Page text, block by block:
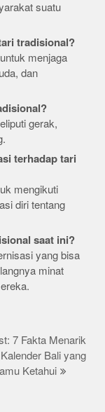
suatu
tradisional?
menjaga
dan
gerak,
terhadap tari
mengikuti
diri tentang
saat ini?
yang bisa
minat
7 Fakta Menarik
Bali yang
Ketahui